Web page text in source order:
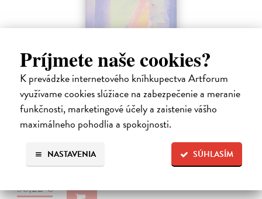
Príjmete naše cookies?
K prevádzke internetového kníhkupectva Artforum
využívame cookies slúžiace na zabezpečenie a meranie
funkčnosti, marketingové účely a zaistenie vášho
maximálneho pohodlia a spokojnosti.
SÚHLASÍM
NASTAVENIA
Město a jeho nejisté zdi
Murakami Haruki
| Kniha
Ty jsi to byla, kdo mi vyprávěl o tom městě. Město a jeho nejisté zdi –
dlouho očekávaný román Harukiho Murakamiho volně navazuje na
autorovu starší novelu z roku 1980 a tematicky se prolíná s jeho
kultovním…
Na sklade ?
30,22 €